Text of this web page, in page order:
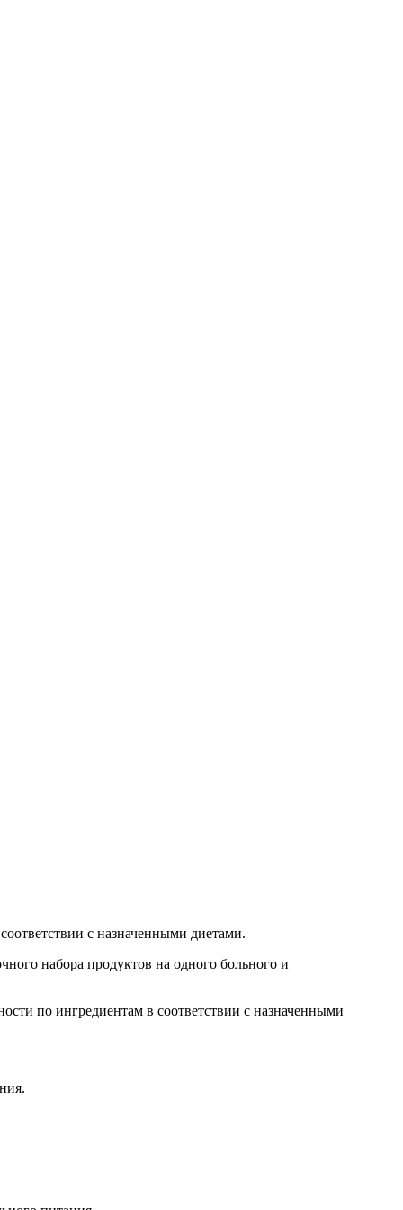
с назначенными диетами.
набора продуктов на одного больного и
по ингредиентам в соответствии с назначенными